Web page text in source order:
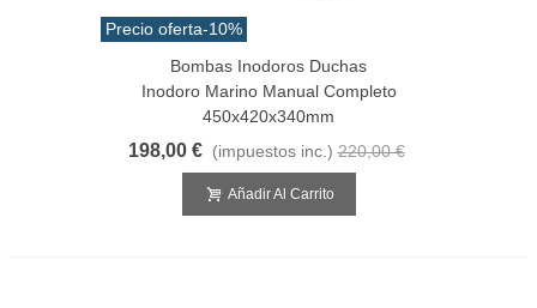
Precio oferta-10%
Bombas Inodoros Duchas
Inodoro Marino Manual Completo
450x420x340mm
198,00 € (impuestos inc.) 220,00 €
Añadir Al Carrito